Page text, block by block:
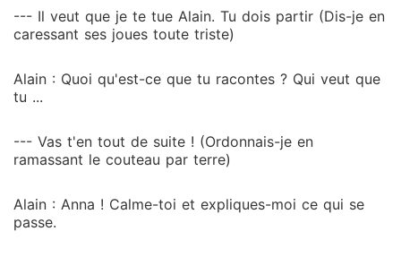
--- Il veut que je te tue Alain. Tu dois partir (Dis-je en
caressant ses joues toute triste)
Alain : Quoi qu'est-ce que tu racontes ? Qui veut que
tu ...
--- Vas t'en tout de suite ! (Ordonnais-je en
ramassant le couteau par terre)
Alain : Anna ! Calme-toi et expliques-moi ce qui se
passe.